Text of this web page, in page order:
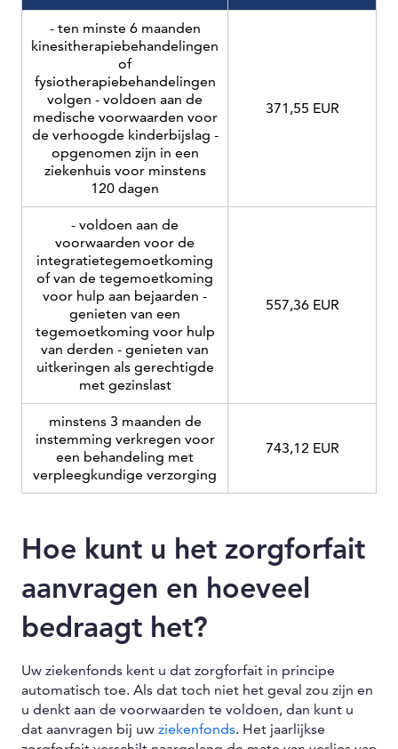
- ten minste 6 maanden
kinesitherapiebehandelingen
of
fysiotherapiebehandelingen
volgen - voldoen aan de
medische voorwaarden voor
de verhoogde kinderbijslag -
opgenomen zijn in een
ziekenhuis voor minstens
120 dagen
371,55 EUR
- voldoen aan de
voorwaarden voor de
integratietegemoetkoming
of van de tegemoetkoming
voor hulp aan bejaarden -
genieten van een
tegemoetkoming voor hulp
van derden - genieten van
uitkeringen als gerechtigde
met gezinslast
557,36 EUR
minstens 3 maanden de
instemming verkregen voor
een behandeling met
verpleegkundige verzorging
743,12 EUR
Hoe kunt u het zorgforfait
aanvragen en hoeveel
bedraagt het?
Uw ziekenfonds kent u dat zorgforfait in principe
automatisch toe. Als dat toch niet het geval zou zijn en
u denkt aan de voorwaarden te voldoen, dan kunt u
dat aanvragen bij uw ziekenfonds. Het jaarlijkse